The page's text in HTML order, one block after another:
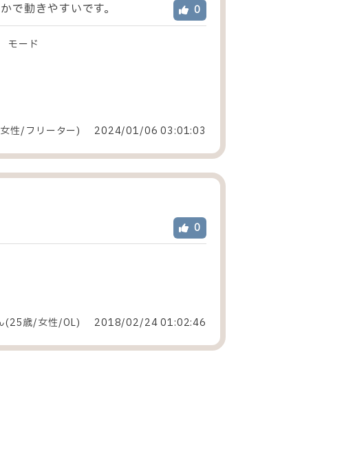
0
で動きやすいです。
モード
性/フリーター) 2024/01/06 03:01:03
0
(25歳/女性/OL) 2018/02/24 01:02:46